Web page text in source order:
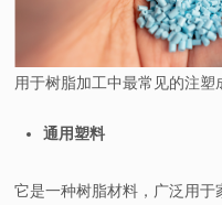
用于树脂加工中最常见的注塑
通用塑料
它是一种树脂材料，广泛用